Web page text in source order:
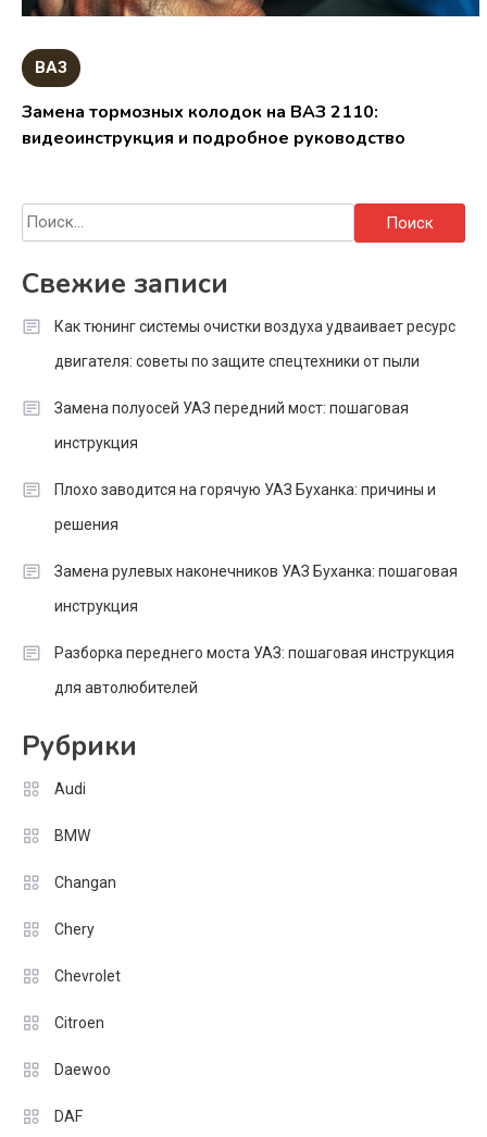
ВАЗ
Замена тормозных колодок на ВАЗ 2110:
видеоинструкция и подробное руководство
Найти:
Свежие записи
Как тюнинг системы очистки воздуха удваивает ресурс
двигателя: советы по защите спецтехники от пыли
Замена полуосей УАЗ передний мост: пошаговая
инструкция
Плохо заводится на горячую УАЗ Буханка: причины и
решения
Замена рулевых наконечников УАЗ Буханка: пошаговая
инструкция
Разборка переднего моста УАЗ: пошаговая инструкция
для автолюбителей
Рубрики
Audi
BMW
Changan
Chery
Chevrolet
Citroen
Daewoo
DAF